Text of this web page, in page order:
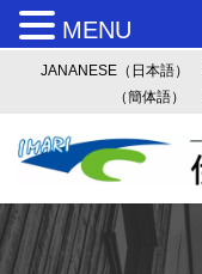
JANANESE（日本語）
（簡体語）
MENU